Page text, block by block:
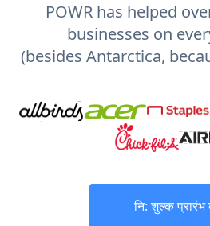
POWR has helped
businesses on
(besides Antarctica,
नि: शुल्क